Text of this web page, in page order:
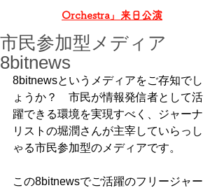
Orchestra」来日公演
市民参加型メディア
8bitnews
8bitnewsというメディアをご存知でし
ょうか？　市民が情報発信者として活
躍できる環境を実現すべく、ジャーナ
リストの堀潤さんが主宰していらっし
ゃる市民参加型のメディアです。
この8bitnewsでご活躍のフリージャー